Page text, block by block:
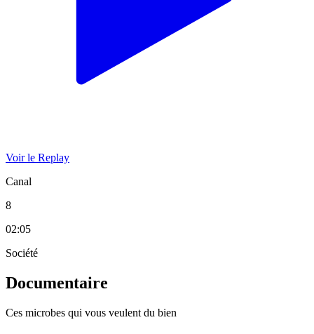
Voir le Replay
Canal
8
02:05
Société
Documentaire
Ces microbes qui vous veulent du bien